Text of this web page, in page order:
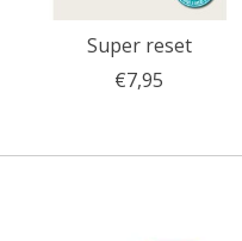
Super reset
€7,95